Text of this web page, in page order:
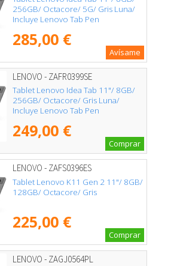
256GB/ Octacore/ 5G/ Gris Luna/
Incluye Lenovo Tab Pen
285,00 €
Avísame
LENOVO - ZAFR0399SE
Tablet Lenovo Idea Tab 11"/ 8GB/
256GB/ Octacore/ Gris Luna/
Incluye Lenovo Tab Pen
249,00 €
Comprar
LENOVO - ZAFS0396ES
Tablet Lenovo K11 Gen 2 11"/ 8GB/
128GB/ Octacore/ Gris
225,00 €
Comprar
LENOVO - ZAGJ0564PL